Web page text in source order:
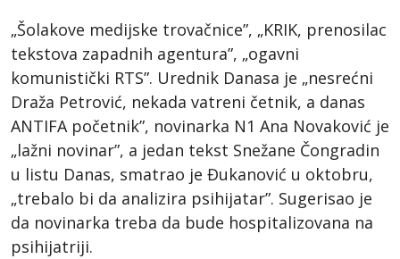
„Šolakove medijske trovačnice”, „KRIK, prenosilac
tekstova zapadnih agentura”, „ogavni
komunistički RTS”. Urednik Danasa je „nesrećni
Draža Petrović, nekada vatreni četnik, a danas
ANTIFA početnik”, novinarka N1 Ana Novaković je
„lažni novinar”, a jedan tekst Snežane Čongradin
u listu Danas, smatrao je Đukanović u oktobru,
„trebalo bi da analizira psihijatar”. Sugerisao je
da novinarka treba da bude hospitalizovana na
psihijatriji.